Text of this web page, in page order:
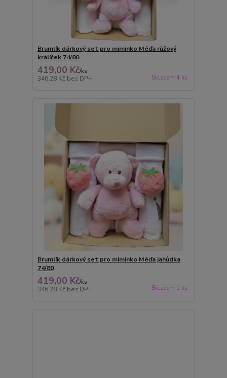
Brumlík dárkový set pro miminko Méďa růžový
králíček 74/80
419,00 Kč/ks
346,28 Kč bez DPH Skladem 4 ks
Brumlík dárkový set pro miminko Méďa jahůdka
74/80
419,00 Kč/ks
346,28 Kč bez DPH Skladem 1 ks